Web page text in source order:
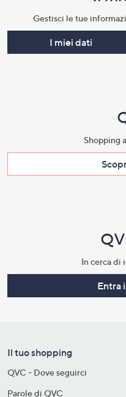
Gestisci le tue
I miei dati
Shopping
In cerca di
Entra
Il tuo shopping
QVC - Dove seguirci
Parole di QVC